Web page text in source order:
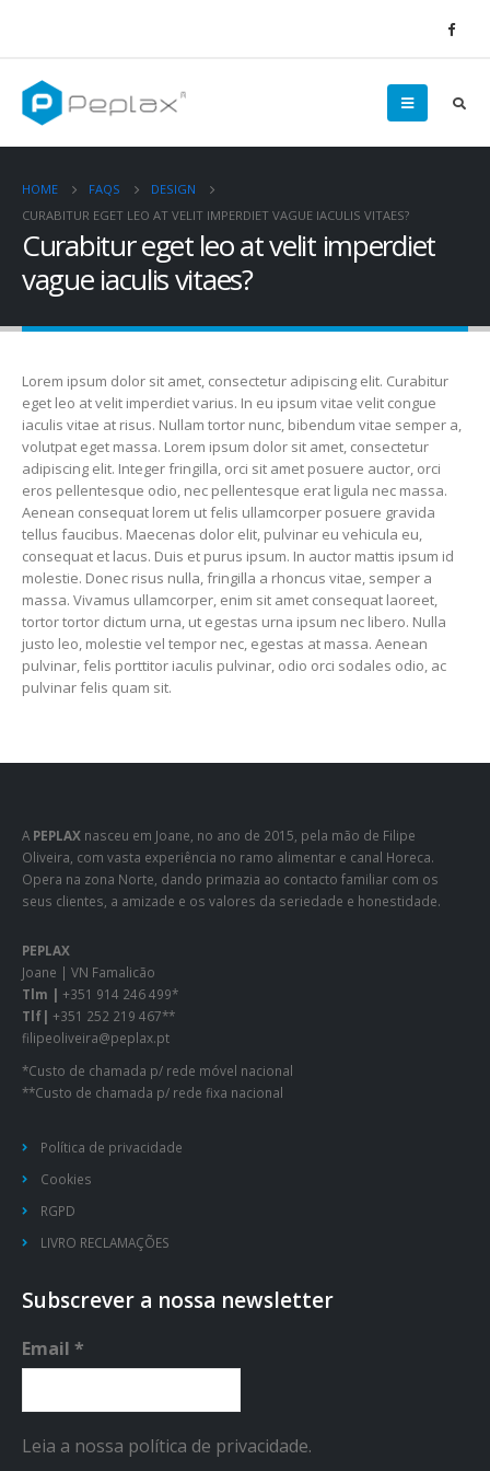
HOME FAQS
DESIGN
CURABITUR EGET LEO AT VELIT IMPERDIET VAGUE IACULIS VITAES?
Curabitur eget leo at velit imperdiet
vague iaculis vitaes?
Lorem ipsum dolor sit amet, consectetur adipiscing elit. Curabitur
eget leo at velit imperdiet varius. In eu ipsum vitae velit congue
iaculis vitae at risus. Nullam tortor nunc, bibendum vitae semper a,
volutpat eget massa. Lorem ipsum dolor sit amet, consectetur
adipiscing elit. Integer fringilla, orci sit amet posuere auctor, orci
eros pellentesque odio, nec pellentesque erat ligula nec massa.
Aenean consequat lorem ut felis ullamcorper posuere gravida
tellus faucibus. Maecenas dolor elit, pulvinar eu vehicula eu,
consequat et lacus. Duis et purus ipsum. In auctor mattis ipsum id
molestie. Donec risus nulla, fringilla a rhoncus vitae, semper a
massa. Vivamus ullamcorper, enim sit amet consequat laoreet,
tortor tortor dictum urna, ut egestas urna ipsum nec libero. Nulla
justo leo, molestie vel tempor nec, egestas at massa. Aenean
pulvinar, felis porttitor iaculis pulvinar, odio orci sodales odio, ac
pulvinar felis quam sit.
A PEPLAX nasceu em Joane, no ano de 2015, pela mão de Filipe
Oliveira, com vasta experiência no ramo alimentar e canal Horeca.
Opera na zona Norte, dando primazia ao contacto familiar com os
seus clientes, a amizade e os valores da seriedade e honestidade.
PEPLAX
Joane | VN Famalicão
Tlm | +351 914 246 499*
Tlf| +351 252 219 467**
filipeoliveira@peplax.pt
*Custo de chamada p/ rede móvel nacional
**Custo de chamada p/ rede fixa nacional
Política de privacidade
Cookies
RGPD
LIVRO RECLAMAÇÕES
Subscrever a nossa newsletter
Email *
Leia a nossa política de privacidade.